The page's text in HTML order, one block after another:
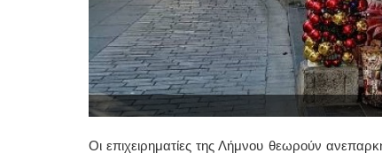
Οι επιχειρηματίες της Λήμνου θεωρούν